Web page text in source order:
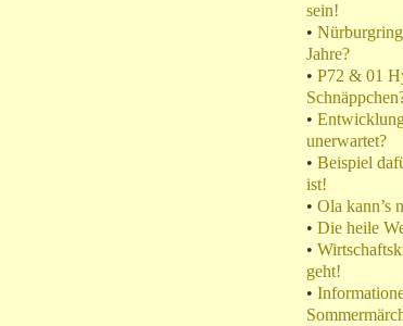
sein!
•
Jahre?
• P72 & 01
•
unerwartet?
• Beispiel
ist!
• Ola kann’s
• Die heile
•
geht!
•